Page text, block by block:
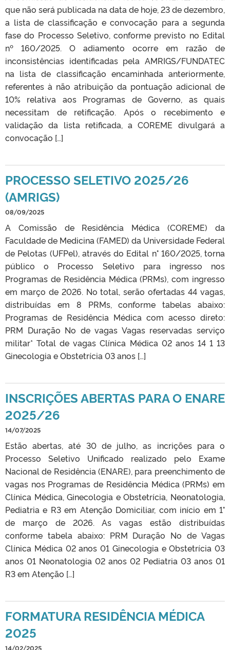
que não será publicada na data de hoje, 23 de dezembro,
a lista de classificação e convocação para a segunda
fase do Processo Seletivo, conforme previsto no Edital
nº 160/2025. O adiamento ocorre em razão de
inconsistências identificadas pela AMRIGS/FUNDATEC
na lista de classificação encaminhada anteriormente,
referentes à não atribuição da pontuação adicional de
10% relativa aos Programas de Governo, as quais
necessitam de retificação. Após o recebimento e
validação da lista retificada, a COREME divulgará a
convocação […]
PROCESSO SELETIVO 2025/26
(AMRIGS)
08/09/2025
A Comissão de Residência Médica (COREME) da
Faculdade de Medicina (FAMED) da Universidade Federal
de Pelotas (UFPel), através do Edital n° 160/2025, torna
público o Processo Seletivo para ingresso nos
Programas de Residência Médica (PRMs), com ingresso
em março de 2026. No total, serão ofertadas 44 vagas,
distribuídas em 8 PRMs, conforme tabelas abaixo:
Programas de Residência Médica com acesso direto:
PRM Duração No de vagas Vagas reservadas serviço
militar* Total de vagas Clínica Médica 02 anos 14 1 13
Ginecologia e Obstetrícia 03 anos […]
INSCRIÇÕES ABERTAS PARA O ENARE
2025/26
14/07/2025
Estão abertas, até 30 de julho, as incrições para o
Processo Seletivo Unificado realizado pelo Exame
Nacional de Residência (ENARE), para preenchimento de
vagas nos Programas de Residência Médica (PRMs) em
Clínica Médica, Ginecologia e Obstetrícia, Neonatologia,
Pediatria e R3 em Atenção Domiciliar, com início em 1°
de março de 2026. As vagas estão distribuídas
conforme tabela abaixo: PRM Duração No de Vagas
Clínica Médica 02 anos 01 Ginecologia e Obstetrícia 03
anos 01 Neonatologia 02 anos 02 Pediatria 03 anos 01
R3 em Atenção […]
FORMATURA RESIDÊNCIA MÉDICA
2025
14/02/2025